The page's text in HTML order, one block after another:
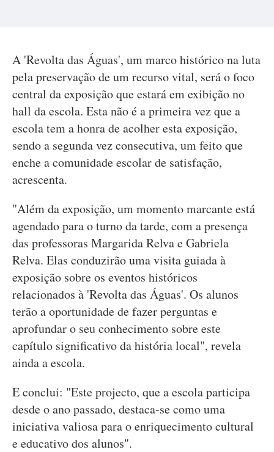
A 'Revolta das Águas', um marco histórico na luta
pela preservação de um recurso vital, será o foco
central da exposição que estará em exibição no
hall da escola. Esta não é a primeira vez que a
escola tem a honra de acolher esta exposição,
sendo a segunda vez consecutiva, um feito que
enche a comunidade escolar de satisfação,
acrescenta.
"Além da exposição, um momento marcante está
agendado para o turno da tarde, com a presença
das professoras Margarida Relva e Gabriela
Relva. Elas conduzirão uma visita guiada à
exposição sobre os eventos históricos
relacionados à 'Revolta das Águas'. Os alunos
terão a oportunidade de fazer perguntas e
aprofundar o seu conhecimento sobre este
capítulo significativo da história local", revela
ainda a escola.
E conclui: "Este projecto, que a escola participa
desde o ano passado, destaca-se como uma
iniciativa valiosa para o enriquecimento cultural
e educativo dos alunos".